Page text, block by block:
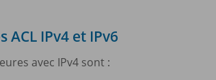
ACL IPv4 et IPv6
avec IPv4 sont :